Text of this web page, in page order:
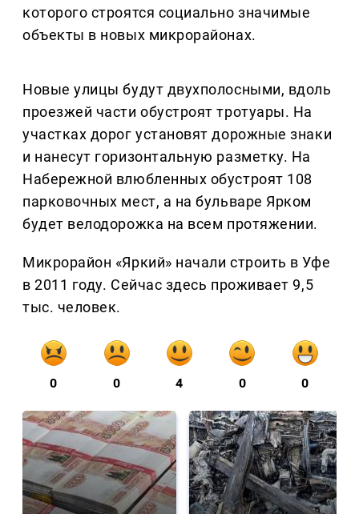
которого строятся социально значимые
объекты в новых микрорайонах.
Новые улицы будут двухполосными, вдоль
проезжей части обустроят тротуары. На
участках дорог установят дорожные знаки
и нанесут горизонтальную разметку. На
Набережной влюбленных обустроят 108
парковочных мест, а на бульваре Ярком
будет велодорожка на всем протяжении.
Микрорайон «Яркий» начали строить в Уфе
в 2011 году. Сейчас здесь проживает 9,5
тыс. человек.
0 0 4 0 0